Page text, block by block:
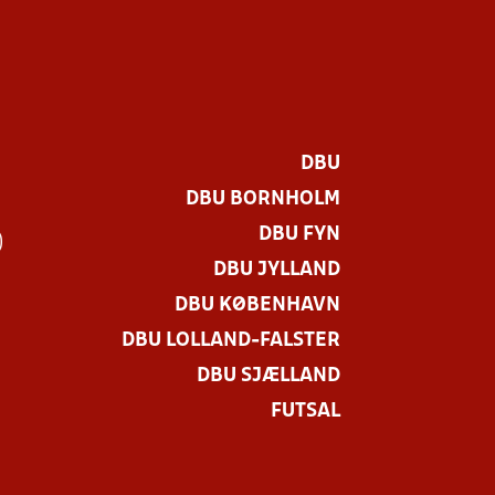
DBU
DBU BORNHOLM
DBU FYN
DBU JYLLAND
DBU KØBENHAVN
DBU LOLLAND-FALSTER
DBU SJÆLLAND
FUTSAL